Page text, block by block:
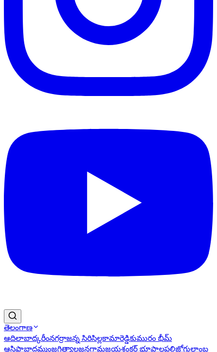
తెలంగాణ
ఆదిలాబాద్కరీంనగర్రాజన్న సిరిసిల్లకామారెడ్డికుమురం భీమ్
ఆసిఫాబాద్ఖమ్మంజగిత్యాలజనగామజయశంకర్ భూపాలపల్లిజోగులాంబ